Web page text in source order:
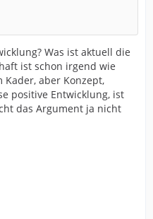
Was ist aktuell die
ist schon irgend wie
aber Konzept,
positive Entwicklung, ist
das Argument ja nicht